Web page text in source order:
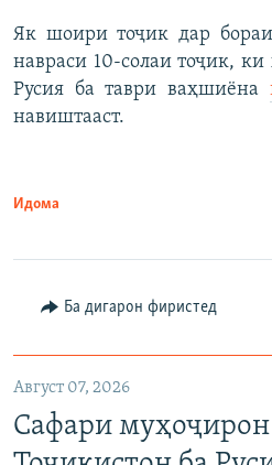
Як шоири тоҷик дар
навраси 10-солаи тоҷик,
Русия ба таври ваҳшиёна
навиштааст.
Идома
Ба дигарон фиристед
Август 07, 2026
Сафари муҳоҷирон